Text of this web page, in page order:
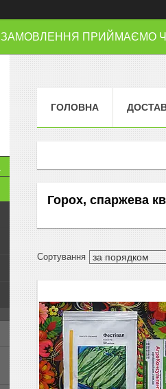
ЗАМОВЛЕННЯ ПРИЙМАЄМО
ГОЛОВНА
Горох, спаржева